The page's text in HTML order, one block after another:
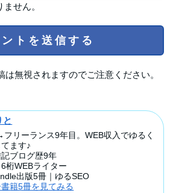
せん。
は無視されますのでご注意ください。
と
リーランス9年目。WEB収入でゆるく
ます♪
ブログ歴9年
WEBライター
出版5冊｜ゆるSEO
籍5冊を見てみる